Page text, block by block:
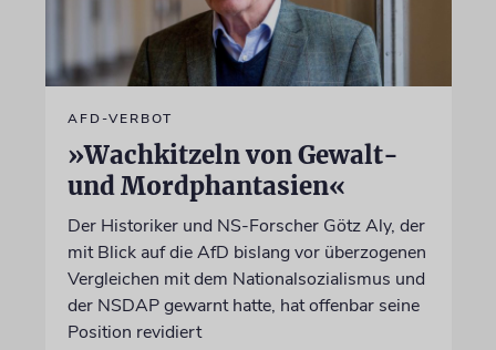
AFD-VERBOT
»Wachkitzeln von Gewalt-
und Mordphantasien«
Der Historiker und NS-Forscher Götz Aly, der
mit Blick auf die AfD bislang vor überzogenen
Vergleichen mit dem Nationalsozialismus und
der NSDAP gewarnt hatte, hat offenbar seine
Position revidiert